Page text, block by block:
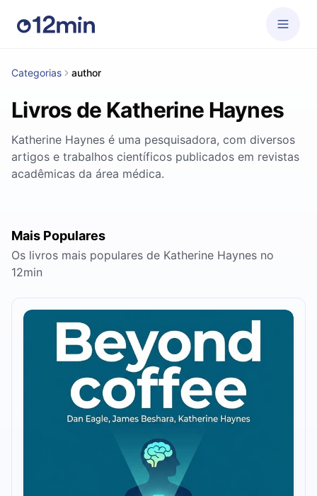
Categorias author
Livros de Katherine Haynes
Katherine Haynes é uma pesquisadora, com diversos
artigos e trabalhos científicos publicados em revistas
acadêmicas da área médica.
Mais Populares
Os livros mais populares de Katherine Haynes no
12min